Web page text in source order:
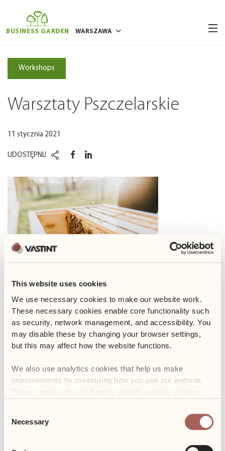
This website uses cookies
We use necessary cookies to make our website work.
These necessary cookies enable core functionality such
as security, network management, and accessibility. You
may disable these by changing your browser settings,
but this may affect how the website functions.
We also use analytics cookies that help us make
improvements by measuring how you use our website.
Selection
Necessary
BUSINESS GARDEN WARSZAWA
RYGA
Workshops
Warsztaty Pszczelarskie
11 stycznia 2021
UDOSTĘPNIJ
Jeśli pszczelarstwo jest Twoją pasją lub kiedykolwiek
zastanawiałeś się nad tym, oto Twoja szansa! Pszczelarium, nasz
partner w pszczelarstwie w naszych Business Garden, prowadzi
kursy dla początkujących i zaawansowanych. Dowiedz się więcej
tutaj: https://sklep.pszczelarium.pl/kategoria/warsztaty
PS: osoby, które zapiszą się na kurs do 31 stycznia, otrzymają 10%
rabatu, korzystając z następującego kodu rabatowego: UY21KLI.
NASTĘPNY